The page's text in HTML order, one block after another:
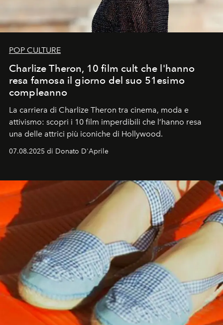
POP CULTURE
Charlize Theron, 10 film cult che l'hanno
resa famosa il giorno del suo 51esimo
compleanno
La carriera di Charlize Theron tra cinema, moda e
attivismo: scopri i 10 film imperdibili che l’hanno resa
una delle attrici più iconiche di Hollywood.
07.08.2025 di Donato D'Aprile